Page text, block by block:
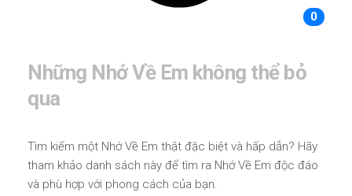
0
Những Nhớ Về Em không thể bỏ
qua
Tìm kiếm một Nhớ Về Em thật đặc biệt và hấp dẫn? Hãy
tham khảo danh sách này để tìm ra Nhớ Về Em độc đáo
và phù hợp với phong cách của bạn.